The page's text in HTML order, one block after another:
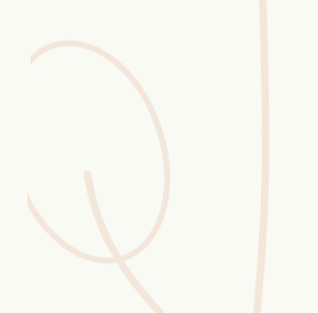
Sammelkalender
Blüten-Finder
Phänologie-Radar
Vogelstimmen
Gartenplaner